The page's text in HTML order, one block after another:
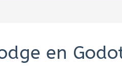
en